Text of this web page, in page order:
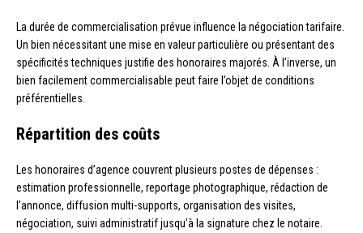
La durée de commercialisation prévue influence la négociation tarifaire.
Un bien nécessitant une mise en valeur particulière ou présentant des
spécificités techniques justifie des honoraires majorés. À l’inverse, un
bien facilement commercialisable peut faire l’objet de conditions
préférentielles.
Répartition des coûts
Les honoraires d’agence couvrent plusieurs postes de dépenses :
estimation professionnelle, reportage photographique, rédaction de
l’annonce, diffusion multi-supports, organisation des visites,
négociation, suivi administratif jusqu’à la signature chez le notaire.